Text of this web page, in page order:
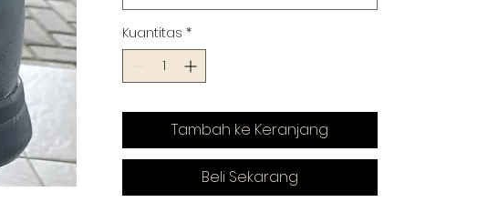
Kuantitas *
Tambah ke Keranjang
Beli Sekarang